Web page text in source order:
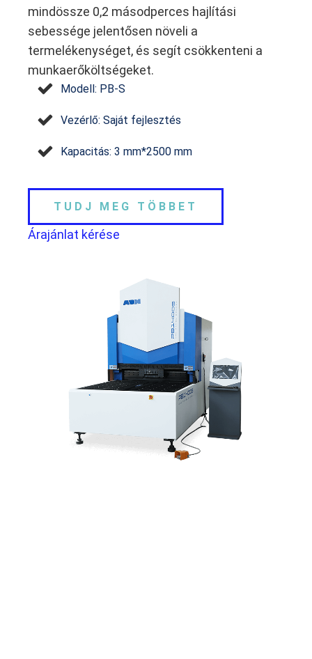
mindössze 0,2 másodperces hajlítási
sebessége jelentősen növeli a
termelékenységet, és segít csökkenteni a
munkaerőköltségeket.
Modell: PB-S
Vezérlő: Saját fejlesztés
Kapacitás: 3 mm*2500 mm
TUDJ MEG TÖBBET
Árajánlat kérése